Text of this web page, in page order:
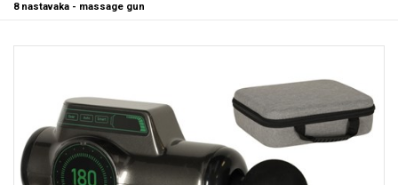
8 nastavaka - massage gun